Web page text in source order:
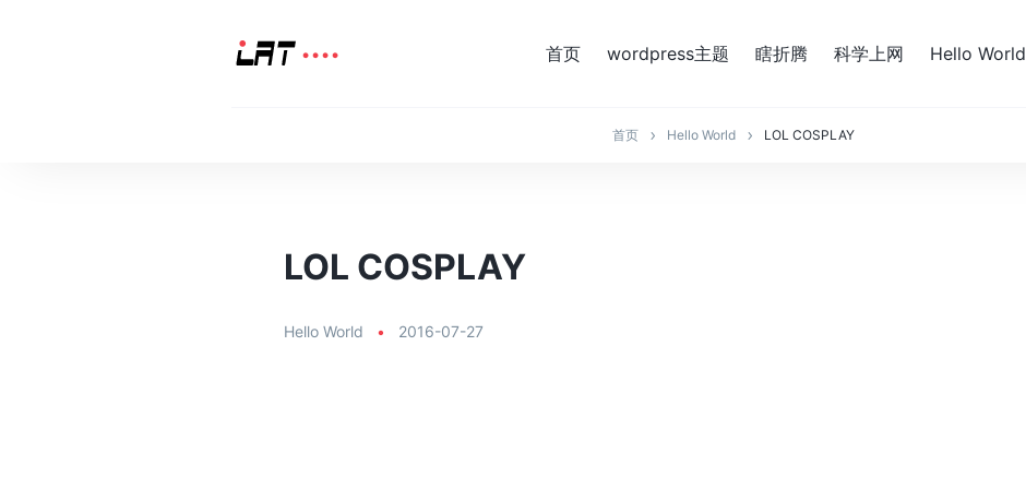
首页 wordpress主题 瞎折腾 科学上网 Hello World
首页 Hello World LOL COSPLAY
LOL COSPLAY
Hello World • 2016-07-27